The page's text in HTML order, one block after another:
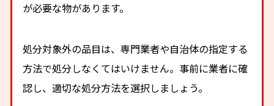
が必要な物があります。
処分対象外の品目は、専門業者や自治体の指定する
方法で処分しなくてはいけません。事前に業者に確
認し、適切な処分方法を選択しましょう。